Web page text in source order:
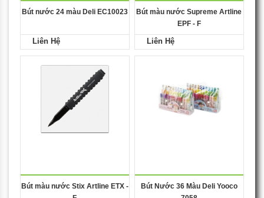
Bút nước 24 màu Deli EC10023
Liên Hệ
Bút màu nước Supreme Artline
EPF - F
Liên Hệ
Bút màu nước Stix Artline ETX -
Bút Nước 36 Màu Deli Yooco